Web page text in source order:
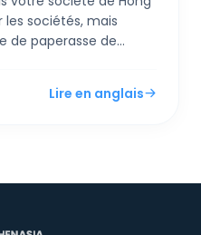
sociétés, mais
de paperasse de
pourrait piéger vos
Lire en anglais